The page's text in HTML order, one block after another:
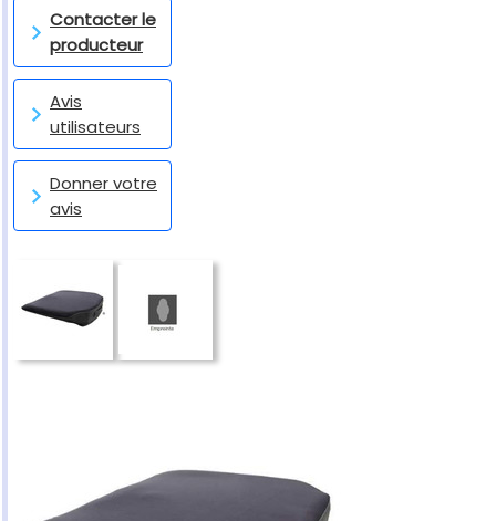
Contacter le
producteur
Avis
utilisateurs
Donner votre
avis